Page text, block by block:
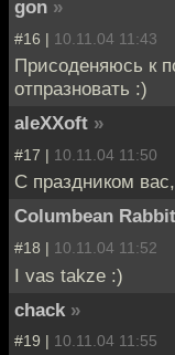
gon »
#16 | 10.11.04 11:43
Присоденяюсь к
отпразновать :)
aleXXoft »
#17 | 10.11.04 11:50
С праздником
Columbean Rabbit
#18 | 10.11.04 11:52
I vas takze :)
chack »
#19 | 10.11.04 11:55